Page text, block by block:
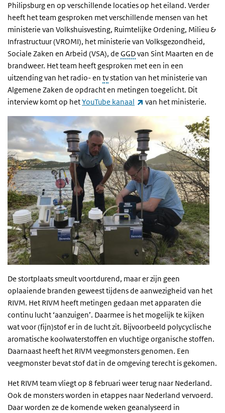
Philipsburg en op verschillende locaties op het eiland. Verder
heeft het team gesproken met verschillende mensen van het
ministerie van Volkshuisvesting, Ruimtelijke Ordening, Milieu &
Infrastructuur (VROMI), het ministerie van Volksgezondheid,
Sociale Zaken en Arbeid (VSA), de GGDvan Sint Maarten en de
brandweer. Het team heeft gesproken met een in een
uitzending van het radio- en tvstation van het ministerie van
Algemene Zaken de opdracht en metingen toegelicht. Dit
interview komt op hetYouTube kanaal (externe link)
van het ministerie.
De stortplaats smeult voortdurend, maar er zijn geen
oplaaiende branden geweest tijdens de aanwezigheid van het
RIVM. Het RIVM heeft metingen gedaan met apparaten die
continu lucht ‘aanzuigen’. Daarmee is het mogelijk te kijken
wat voor (fijn)stof er in de lucht zit. Bijvoorbeeld polycyclische
aromatische koolwaterstoffen en vluchtige organische stoffen.
Daarnaast heeft het RIVM veegmonsters genomen. Een
veegmonster bevat stof dat in de omgeving terecht is gekomen.
Het RIVM team vliegt op 8 februari weer terug naar Nederland.
Ook de monsters worden in etappes naar Nederland vervoerd.
Daar worden ze de komende weken geanalyseerd in